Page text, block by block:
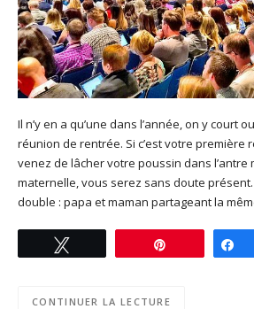
Il n’y en a qu’une dans l’année, on y court
réunion de rentrée. Si c’est votre première
venez de lâcher votre poussin dans l’antre
maternelle, vous serez sans doute
double : papa et maman partageant la
Enregistrer
CONTINUER LA LECTURE